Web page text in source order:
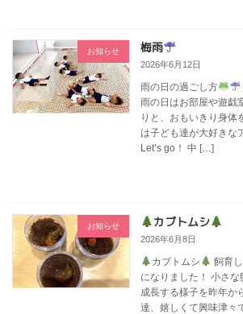
お知らせ 梅雨
2026年6月12日
雨の日の過ごし方
雨の日はお部屋や遊戯
りと、おもいきり身体
は子ども達が大好きな
Let’s go！ 中 […]
お知らせ カブトムシ
2026年6月8日
カブトムシ
飼育
になりました！ 小さ
成長する様子を昨年か
達、嬉しくて興味津々